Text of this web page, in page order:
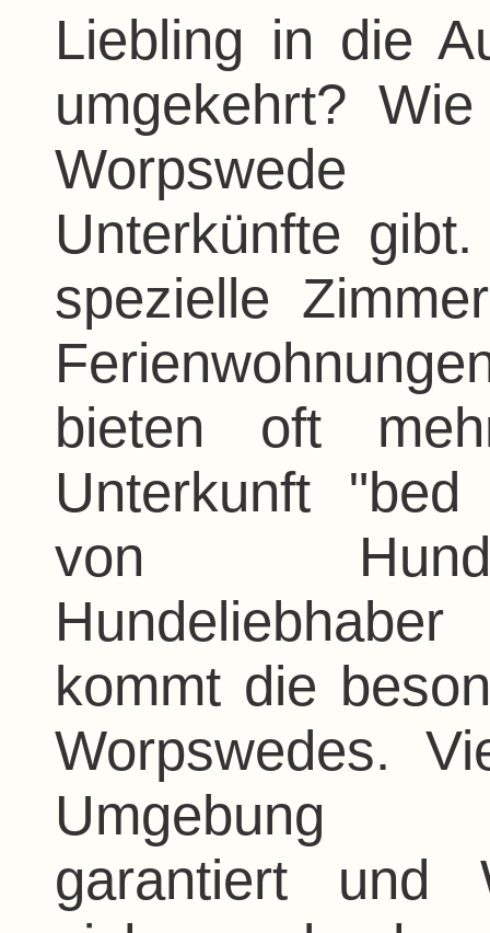
Liebling in die
umgekehrt?
Worpswede
Unterkünfte
spezielle
bieten oft
Unterkunft
von
kommt die
Worpswedes.
Umgebung
garantiert und